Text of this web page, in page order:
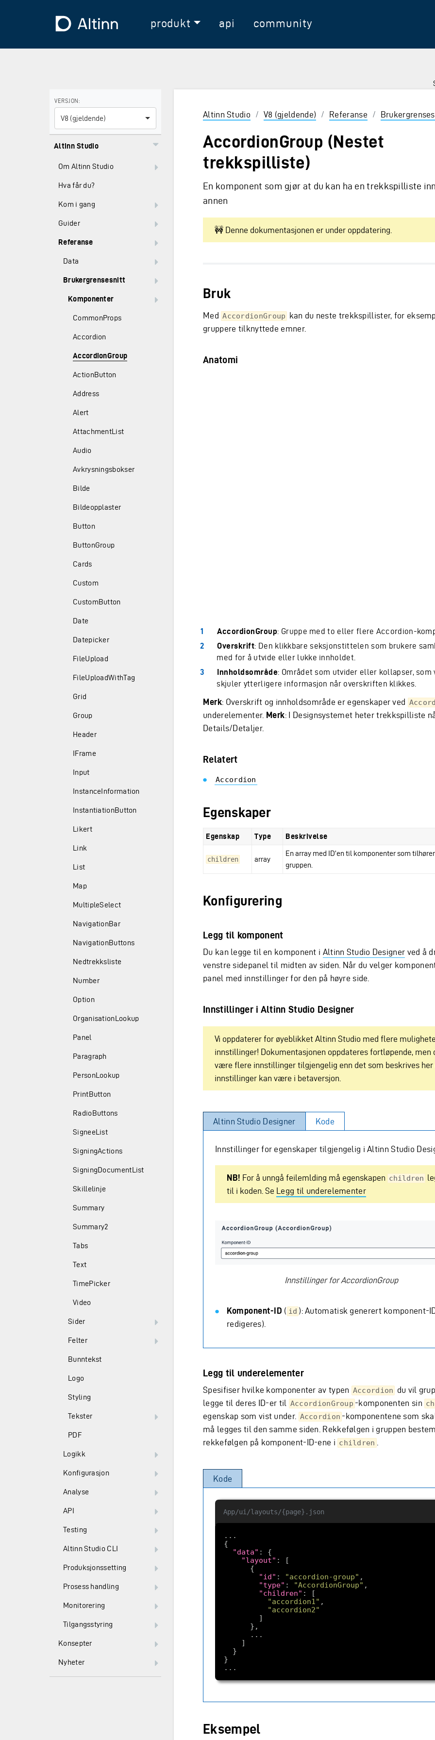
Til forsidenprodukt api community
VERSJON:
V8 (gjeldende)
Bruk piltastene for å navigere mellom versjoner og Enter for å velge
Altinn Studio
Om Altinn Studio
Hva får du?
Kom i gang
Guider
Referanse
Data
Brukergrensesnitt
Komponenter
CommonProps
Accordion
AccordionGroup
ActionButton
Address
Alert
AttachmentList
Audio
Avkrysningsbokser
Bilde
Bildeopplaster
Button
ButtonGroup
Cards
Custom
CustomButton
Date
Datepicker
FileUpload
FileUploadWithTag
Grid
Group
Header
IFrame
Input
InstanceInformation
InstantiationButton
Likert
Link
List
Map
MultipleSelect
NavigationBar
NavigationButtons
Nedtrekksliste
Number
Option
OrganisationLookup
Panel
Paragraph
PersonLookup
PrintButton
RadioButtons
SigneeList
SigningActions
SigningDocumentList
Skillelinje
Summary
Summary2
Tabs
Text
TimePicker
Video
Sider
Felter
Bunntekst
Logo
Styling
Tekster
PDF
Logikk
Konfigurasjon
Analyse
API
Testing
Altinn Studio CLI
Produksjonssetting
Prosess handling
Monitorering
Tilgangsstyring
Konsepter
Nyheter
Altinn Studio / V8 (gjeldende) / Referanse /
AccordionGroup (Nestet
trekkspilliste)
En komponent som gjør at du kan ha en trekkspilliste
annen
🚧 Denne dokumentasjonen er under oppdatering.
Bruk
Med AccordionGroup kan du neste trekkspillister, for
gruppere tilknyttede emner.
Anatomi
AccordionGroup: Gruppe med to eller flere Accordion-
Overskrift: Den klikkbare seksjonstittelen som brukere
med for å utvide eller lukke innholdet.
Innholdsområde: Området som utvider eller kollapser, som
skjuler ytterligere informasjon når overskriften klikkes.
Merk: Overskrift og innholdsområde er egenskaper ved
underelementer. Merk: I Designsystemet heter trekkspilliste
Details/Detaljer.
Relatert
Accordion
Egenskaper
Egenskap Type Beskrivelse
children array
En array med ID’en til komponenter som tilhører
gruppen.
Konfigurering
Legg til komponent
Du kan legge til en komponent i Altinn Studio Designer ved å
venstre sidepanel til midten av siden. Når du velger
panel med innstillinger for den på høyre side.
Innstillinger i Altinn Studio Designer
Vi oppdaterer for øyeblikket Altinn Studio med flere
innstillinger! Dokumentasjonen oppdateres fortløpende, men
være flere innstillinger tilgjengelig enn det som beskrives her
innstillinger kan være i betaversjon.
Altinn Studio Designer Kode
Innstillinger for egenskaper tilgjengelig i Altinn Studio
NB! For å unngå feilemlding må egenskapen children
til i koden. Se Legg til underelementer
Innstillinger for AccordionGroup
Komponent-ID ( id ): Automatisk generert komponent-
redigeres).
Legg til underelementer
Spesifiser hvilke komponenter av typen Accordion du vil
legge til deres ID-er til AccordionGroup -komponenten sin
egenskap som vist under. Accordion -komponentene som
må legges til den samme siden. Rekkefølgen i gruppen
rekkefølgen på komponent-ID-ene i children
Kode
App/ui/layouts/{page}.json
"data"
"layout"
"id" : "accordion-group"
"type" : "AccordionGroup"
"children"
"accordion1"
"accordion2"
Eksempel